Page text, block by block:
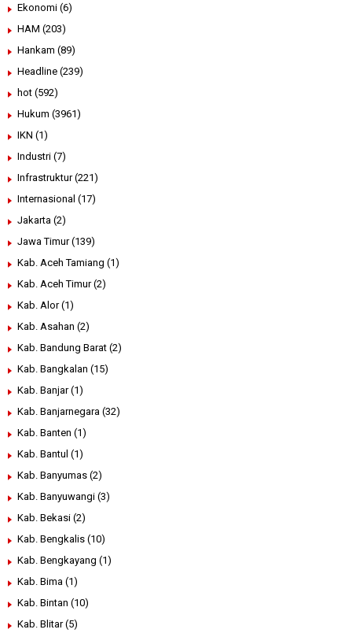
Ekonomi (6)
HAM (203)
Hankam (89)
Headline (239)
hot (592)
Hukum (3961)
IKN (1)
Industri (7)
Infrastruktur (221)
Internasional (17)
Jakarta (2)
Jawa Timur (139)
Kab. Aceh Tamiang (1)
Kab. Aceh Timur (2)
Kab. Alor (1)
Kab. Asahan (2)
Kab. Bandung Barat (2)
Kab. Bangkalan (15)
Kab. Banjar (1)
Kab. Banjarnegara (32)
Kab. Banten (1)
Kab. Bantul (1)
Kab. Banyumas (2)
Kab. Banyuwangi (3)
Kab. Bekasi (2)
Kab. Bengkalis (10)
Kab. Bengkayang (1)
Kab. Bima (1)
Kab. Bintan (10)
Kab. Blitar (5)